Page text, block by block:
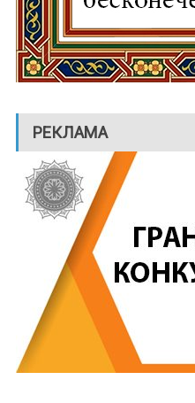
РЕКЛАМА